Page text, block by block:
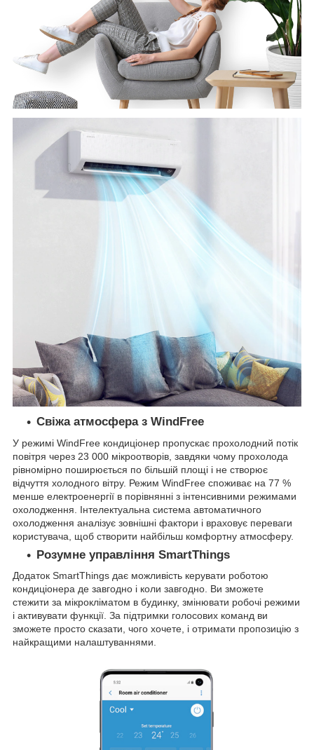
Свіжа атмосфера з WindFree
У режимі WindFree кондиціонер пропускає прохолодний потік
повітря через 23 000 мікроотворів, завдяки чому прохолода
рівномірно поширюється по більшій площі і не створює
відчуття холодного вітру. Режим WindFree споживає на 77 %
менше електроенергії в порівнянні з інтенсивними режимами
охолодження. Інтелектуальна система автоматичного
охолодження аналізує зовнішні фактори і враховує переваги
користувача, щоб створити найбільш комфортну атмосферу.
Розумне управління SmartThings
Додаток SmartThings дає можливість керувати роботою
кондиціонера де завгодно і коли завгодно. Ви зможете
стежити за мікрокліматом в будинку, змінювати робочі режими
і активувати функції. За підтримки голосових команд ви
зможете просто сказати, чого хочете, і отримати пропозицію з
найкращими налаштуваннями.